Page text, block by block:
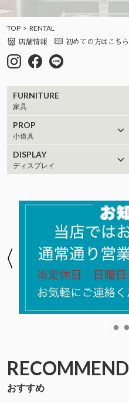
TOP RENTAL
店舗情報 初めての方はこちら
FURNITURE
家具
PROP
小道具
DISPLAY
ディスプレイ
RECOMMEND
おすすめ